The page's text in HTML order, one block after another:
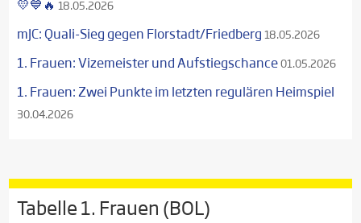
💛💙🔥 18.05.2026
mJC: Quali-Sieg gegen Florstadt/Friedberg 18.05.2026
1. Frauen: Vizemeister und Aufstiegschance01.05.2026
1. Frauen: Zwei Punkte im letzten regulären Heimspiel
30.04.2026
Tabelle 1. Frauen (BOL)